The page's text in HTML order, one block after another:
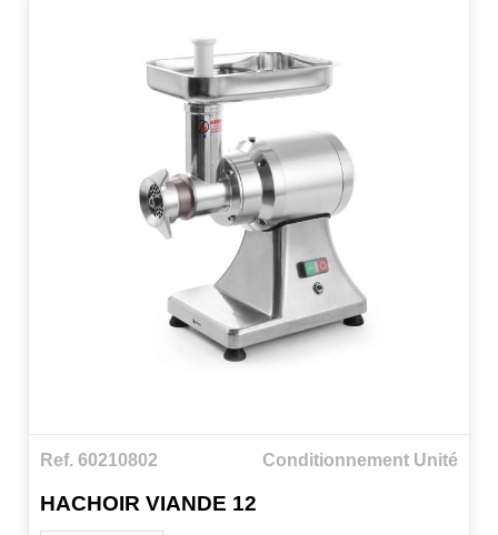
Ref. 60210802 Conditionnement Unité
HACHOIR VIANDE 12